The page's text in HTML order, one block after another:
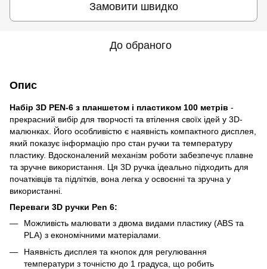
Замовити швидко
До обраного
Опис
Набір 3D PEN-6 з планшетом і пластиком 100 метрів -
прекрасний вибір для творчості та втілення своїх ідей у 3D-
малюнках. Його особливістю є наявність компактного дисплея,
який показує інформацію про стан ручки та температуру
пластику. Вдосконалений механізм роботи забезпечує плавне
та зручне використання. Ця 3D ручка ідеально підходить для
початківців та підлітків, вона легка у освоєнні та зручна у
використанні.
Переваги 3D ручки Pen 6:
Можливість малювати з двома видами пластику (ABS та
PLA) з економічними матеріалами.
Наявність дисплея та кнопок для регулювання
температури з точністю до 1 градуса, що робить